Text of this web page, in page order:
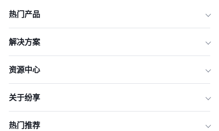
热门产品
解决方案
资源中心
关于纷享
热门推荐